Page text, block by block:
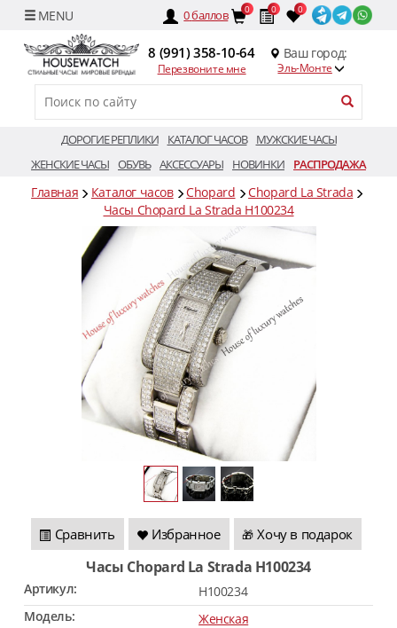
0баллов 0 0 0
8 (991) 358-10-64
Перезвоните мне
Ваш город:
Эль-Монте
ДОРОГИЕ РЕПЛИКИ КАТАЛОГ ЧАСОВ
МУЖСКИЕ ЧАСЫ
ЖЕНСКИЕ ЧАСЫ ОБУВЬ АКСЕССУАРЫ НОВИНКИ РАСПРОДАЖА
Главная Каталог часов Chopard
Chopard La Strada
Часы Chopard La Strada H100234
Сравнить Избранное 🎁 Хочу в подарок
Часы Chopard La Strada H100234
Артикул:
H100234
Модель:
Женская